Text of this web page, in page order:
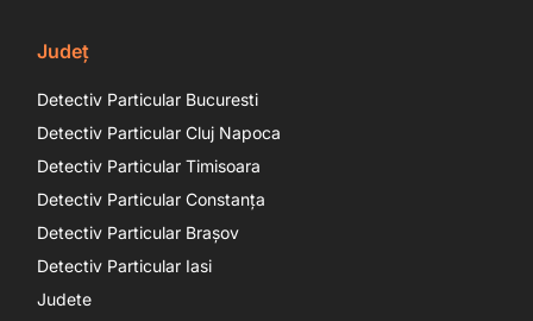
Județ
Detectiv Particular Bucuresti
Detectiv Particular Cluj Napoca
Detectiv Particular Timisoara
Detectiv Particular Constanța
Detectiv Particular Brașov
Detectiv Particular Iasi
Judete